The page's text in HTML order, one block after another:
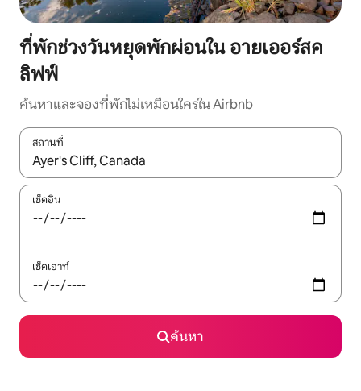
ที่พักช่วงวันหยุดพักผ่อนใน อายเออร์สค
ลิฟฟ์
ค้นหาและจองที่พักไม่เหมือนใครใน Airbnb
สถานที่
ใช้ลูกศรขึ้นลง หรือใช้การสัมผัสหรือปัด เพื่อสำรวจผลการค้นหา
เช็คอิน
เช็คเอาท์
ค้นหา